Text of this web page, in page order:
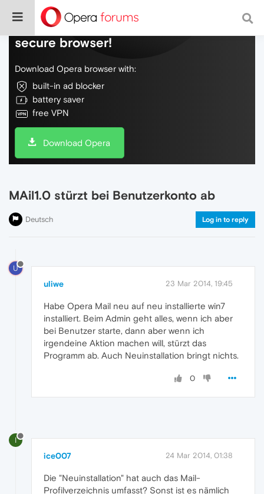
Do more on the web, with a fast and
secure browser!
Download Opera browser with:
built-in ad blocker
battery saver
free VPN
Download Opera
MAil1.0 stürzt bei Benutzerkonto ab
Deutsch Log in to reply
U
uliwe 23 Mar 2014, 19:45
Habe Opera Mail neu auf neu installierte win7
installiert. Beim Admin geht alles, wenn ich aber
bei Benutzer starte, dann aber wenn ich
irgendeine Aktion machen will, stürzt das
Programm ab. Auch Neuinstallation bringt nichts.
0
I
ice007 24 Mar 2014, 01:38
Die "Neuinstallation" hat auch das Mail-
Profilverzeichnis umfasst? Sonst ist es nämlich